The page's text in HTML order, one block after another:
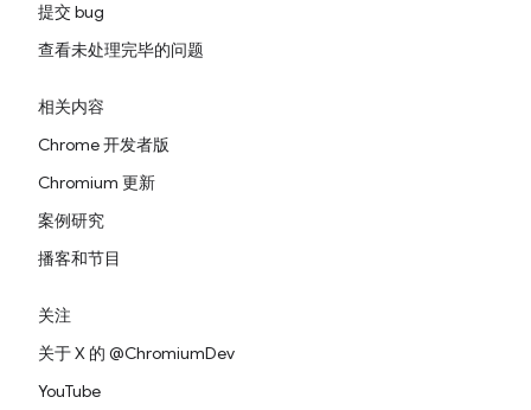
提交 bug
查看未处理完毕的问题
相关内容
Chrome 开发者版
Chromium 更新
案例研究
播客和节目
关注
关于 X 的 @ChromiumDev
YouTube